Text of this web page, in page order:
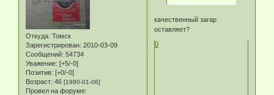
Откуда: Томск
Зарегистрирован: 2010-03-09
Сообщений: 54734
Уважение: [+5/-0]
Позитив: [+0/-0]
Возраст: 46 [1980-01-06]
Провел на форуме:
качественный загар
оставляет?
0